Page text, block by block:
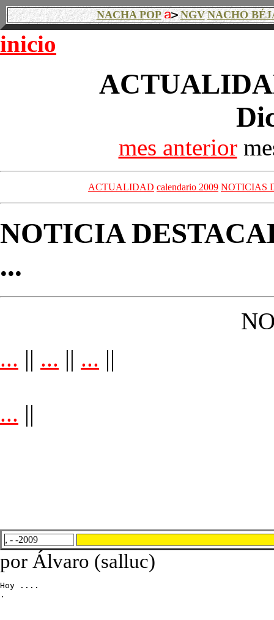
NACHA POP NGV NACHO
inicio
mes anterior
ACTUALIDAD calendario 2009 NOTICIAS
NOTICIA
...
... || ... || ... ||
... ||
, - -2009
por Álvaro (salluc)
Hoy ....
.